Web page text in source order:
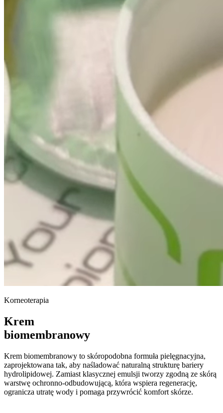
Korneoterapia
Krem
biomembranowy
Krem biomembranowy to skóropodobna formuła pielęgnacyjna,
zaprojektowana tak, aby naśladować naturalną strukturę bariery
hydrolipidowej. Zamiast klasycznej emulsji tworzy zgodną ze skórą
warstwę ochronno-odbudowującą, która wspiera regenerację,
ogranicza utratę wody i pomaga przywrócić komfort skórze.